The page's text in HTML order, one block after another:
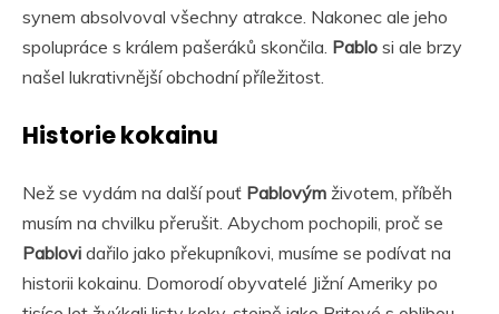
synem absolvoval všechny atrakce. Nakonec ale jeho
spolupráce s králem pašeráků skončila. Pablo si ale brzy
našel lukrativnější obchodní příležitost.
Historie kokainu
Než se vydám na další pouť Pablovým životem, příběh
musím na chvilku přerušit. Abychom pochopili, proč se
Pablovi dařilo jako překupníkovi, musíme se podívat na
historii kokainu. Domorodí obyvatelé Jižní Ameriky po